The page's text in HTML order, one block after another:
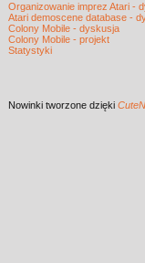
Organizowanie imprez Atari -
Atari demoscene database -
Colony Mobile - dyskusja
Colony Mobile - projekt
Statystyki
Nowinki tworzone dzięki